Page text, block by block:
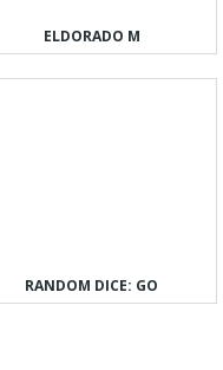
ELDORADO M
RANDOM DICE: GO